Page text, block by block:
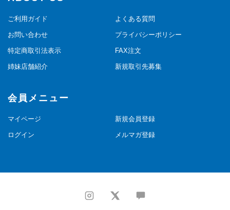
ご利用ガイド よくある質問
お問い合わせ プライバシーポリシー
特定商取引法表示 FAX注文
姉妹店舗紹介 新規取引先募集
会員メニュー
マイページ 新規会員登録
ログイン メルマガ登録